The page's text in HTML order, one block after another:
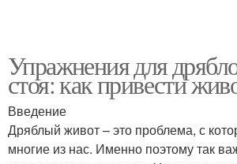
Упражнения для
стоя: как привести
Введение
Дряблый живот – это проблема, с
многие из нас. Именно поэтому так